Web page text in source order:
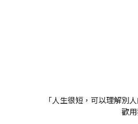
「人生很短，可以理解別
歡